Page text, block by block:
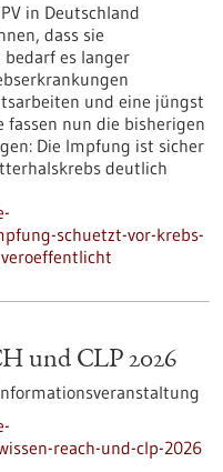
in Deutschland
dass sie
es langer
und eine jüngst
nun die bisherigen
Die Impfung ist sicher
deutlich
schuetzt-vor-krebs-
und CLP 2026
reach-und-clp-2026